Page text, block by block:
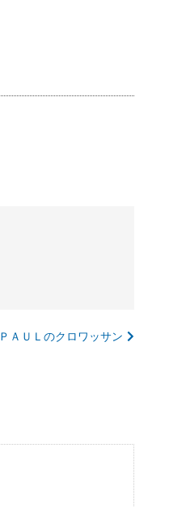
ＰＡＵＬのクロワッサン